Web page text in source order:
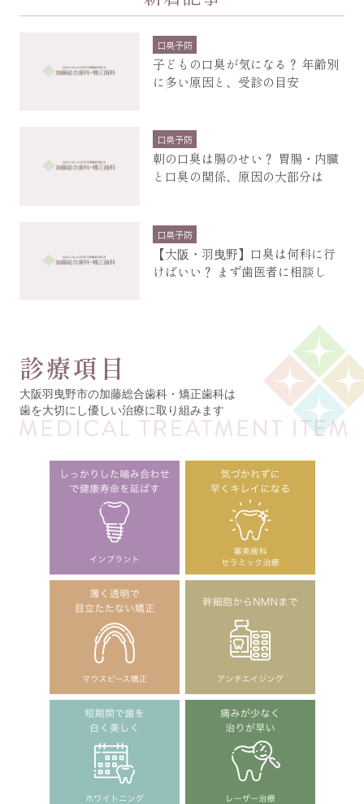
口臭予防
子どもの口臭が気になる？ 年齢別
に多い原因と、受診の目安
口臭予防
朝の口臭は腸のせい？ 胃腸・内臓
と口臭の関係、原因の大部分は
口臭予防
【大阪・羽曳野】口臭は何科に行
けばいい？ まず歯医者に相談し
診療項目
大阪羽曳野市の加藤総合歯科・矯正歯科は
歯を大切にし優しい治療に取り組みます